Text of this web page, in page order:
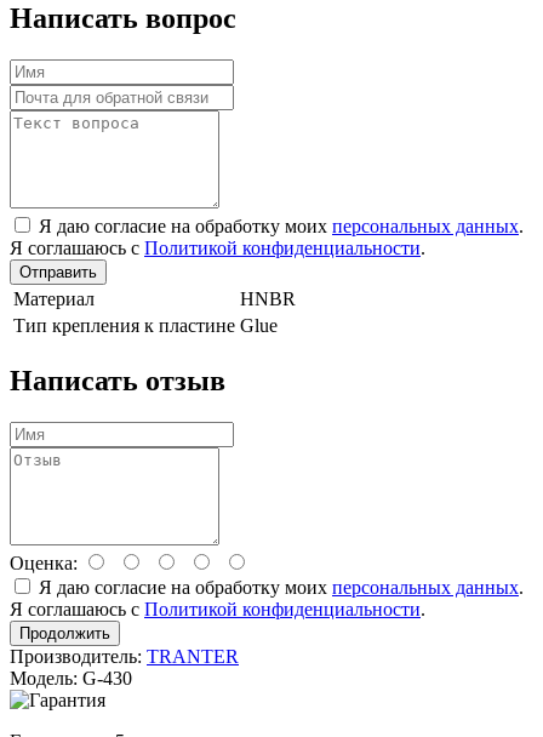
Написать вопрос
Я даю согласие на обработку моих персональных данных.
Я соглашаюсь с Политикой конфиденциальности.
Отправить
Материал
HNBR
Тип крепления к пластине Glue
Написать отзыв
Оценка:
Я даю согласие на обработку моих персональных данных.
Я соглашаюсь с Политикой конфиденциальности.
Продолжить
Производитель: TRANTER
Модель: G-430